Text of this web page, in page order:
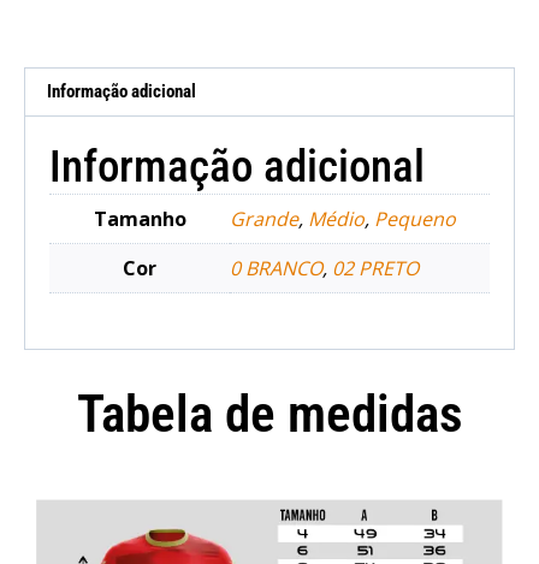
Informação adicional
Informação adicional
Tamanho Grande, Médio, Pequeno
Cor
0 BRANCO, 02 PRETO
Tabela de medidas